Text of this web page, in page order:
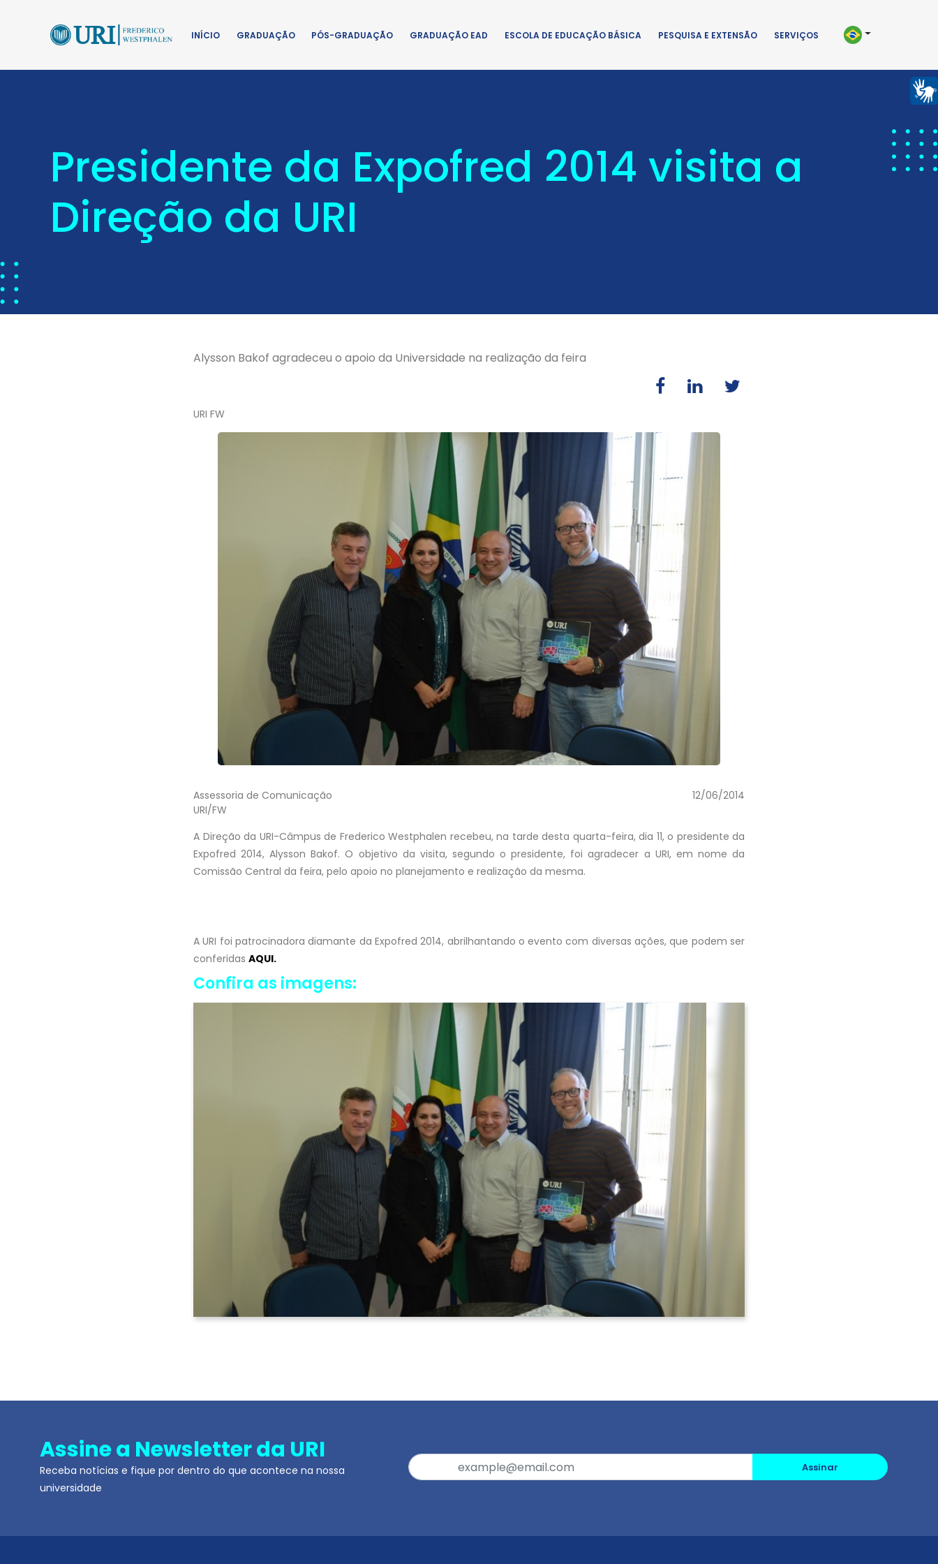
INÍCIO GRADUAÇÃO PÓS-GRADUAÇÃO GRADUAÇÃO EAD ESCOLA DE EDUCAÇÃO BÁSICA PESQUISA E EXTENSÃO SERVIÇOS
Presidente da Expofred 2014 visita a
Direção da URI
Alysson Bakof agradeceu o apoio da Universidade na realização da feira
URI FW
Assessoria de Comunicação
URI/FW
12/06/2014
A Direção da URI-Câmpus de Frederico Westphalen recebeu, na tarde desta quarta-feira, dia 11, o presidente da
Expofred 2014, Alysson Bakof. O objetivo da visita, segundo o presidente, foi agradecer a URI, em nome da
Comissão Central da feira, pelo apoio no planejamento e realização da mesma.
A URI foi patrocinadora diamante da Expofred 2014, abrilhantando o evento com diversas ações, que podem ser
conferidas AQUI.
Confira as imagens:
Assine a Newsletter da URI
Receba notícias e fique por dentro do que acontece na nossa
universidade
Assinar